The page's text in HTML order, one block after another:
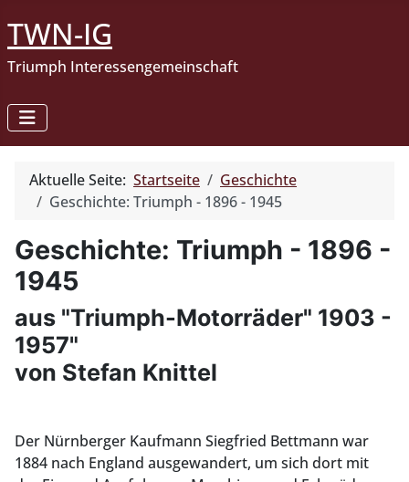
TWN-IG
Triumph Interessengemeinschaft
Aktuelle Seite: Startseite
Geschichte
Geschichte: Triumph - 1896 - 1945
Geschichte: Triumph - 1896 -
1945
aus "Triumph-Motorräder" 1903 -
1957"
von Stefan Knittel
Der Nürnberger Kaufmann Siegfried Bettmann war
1884 nach England ausgewandert, um sich dort mit